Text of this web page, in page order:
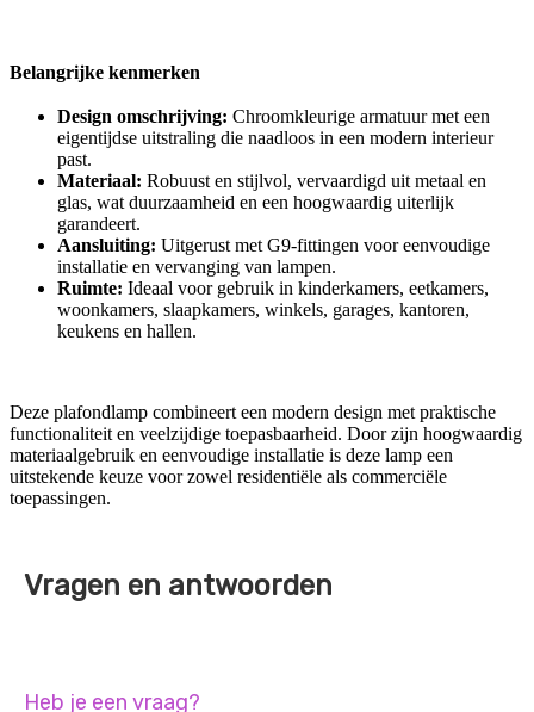
Belangrijke kenmerken
Design omschrijving: Chroomkleurige armatuur met een
eigentijdse uitstraling die naadloos in een modern interieur
past.
Materiaal: Robuust en stijlvol, vervaardigd uit metaal en
glas, wat duurzaamheid en een hoogwaardig uiterlijk
garandeert.
Aansluiting: Uitgerust met G9-fittingen voor eenvoudige
installatie en vervanging van lampen.
Ruimte: Ideaal voor gebruik in kinderkamers, eetkamers,
woonkamers, slaapkamers, winkels, garages, kantoren,
keukens en hallen.
Deze plafondlamp combineert een modern design met praktische
functionaliteit en veelzijdige toepasbaarheid. Door zijn hoogwaardig
materiaalgebruik en eenvoudige installatie is deze lamp een
uitstekende keuze voor zowel residentiële als commerciële
toepassingen.
Vragen en antwoorden
Heb je een vraag?